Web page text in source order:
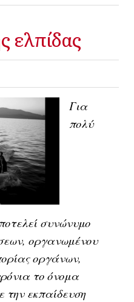
ελπίδας
Για
πολύ
συνώνυμο
οργανωμένου
οργάνων,
το όνομα
την εκπαίδευση